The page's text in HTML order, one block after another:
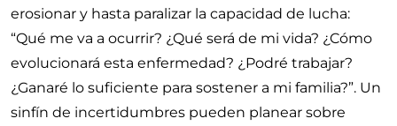
erosionar y hasta paralizar la capacidad de lucha:
“Qué me va a ocurrir? ¿Qué será de mi vida? ¿Cómo
evolucionará esta enfermedad? ¿Podré trabajar?
¿Ganaré lo suficiente para sostener a mi familia?”. Un
sinfín de incertidumbres pueden planear sobre